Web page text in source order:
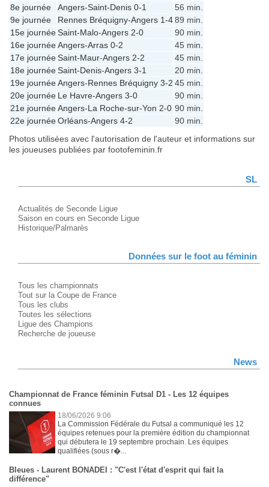
8e journée
Angers-Saint-Denis 0-1
56 min.
9e journée
Rennes Bréquigny-Angers 1-489 min.
15e journéeSaint-Malo-Angers 2-0
90 min.
16e journéeAngers-Arras 0-2
45 min.
17e journéeSaint-Maur-Angers 2-2
45 min.
18e journéeSaint-Denis-Angers 3-1
20 min.
19e journéeAngers-Rennes Bréquigny 3-2 45 min.
20e journée Le Havre-Angers 3-0
90 min.
21e journéeAngers-La Roche-sur-Yon 2-0 90 min.
22e journéeOrléans-Angers 4-2
90 min.
Photos utilisées avec l'autorisation de l'auteur et informations sur
les joueuses publiées par footofeminin.fr
SL
Actualités de Seconde Ligue
Saison en cours en Seconde Ligue
Historique/Palmarès
Données sur le foot au féminin
Tous les championnats
Tout sur la Coupe de France
Tous les clubs
Toutes les sélections
Ligue des Champions
Recherche de joueuse
News
Championnat de France féminin Futsal D1 - Les 12 équipes
connues
18/06/2026 9:06
La Commission Fédérale du Futsal a communiqué les 12
équipes retenues pour la première édition du championnat
qui débutera le 19 septembre prochain. Les équipes
qualifiées (sous r�...
Bleues - Laurent BONADEI : "C'est l'état d'esprit qui fait la
différence"